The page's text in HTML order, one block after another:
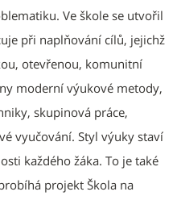
Ve škole se utvořil
při naplňování cílů, jejichž
otevřenou, komunitní
moderní výukové metody,
skupinová práce,
vyučování. Styl výuky staví
každého žáka. To je také
projekt Škola na